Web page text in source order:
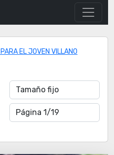
EL JOVEN VILLANO